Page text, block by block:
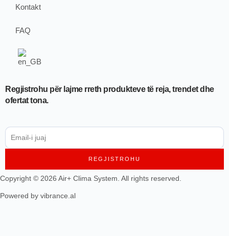
Kontakt
FAQ
Regjistrohu për lajme rreth produkteve të reja, trendet dhe
ofertat tona.
REGJISTROHU
Copyright © 2026 Air+ Clima System. All rights reserved.
Powered by vibrance.al